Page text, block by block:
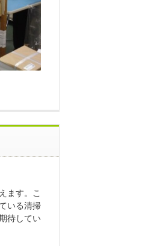
ます。こ
いる清掃
待してい